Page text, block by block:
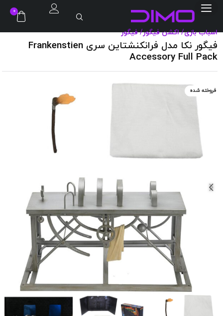
0
اسباب بازی/اکشن فیگور/فیگور
فیگور نکا مدل فرانکنشتاین سری Frankenstien
Accessory Full Pack
فروخته شده